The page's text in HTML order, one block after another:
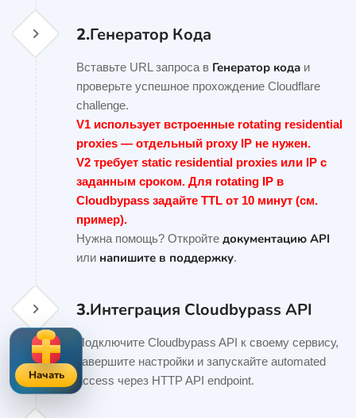
2.Генератор Кода
Вставьте URL запроса в Генератор кода и
проверьте успешное прохождение Cloudflare
challenge.
V1 использует встроенные rotating residential
proxies — отдельный proxy IP не нужен.
V2 требует static residential proxies или IP с
заданным сроком. Для rotating IP в
Cloudbypass задайте TTL от 10 минут (см.
пример).
Нужна помощь? Откройте документацию API
или напишите в поддержку.
3.Интеграция Cloudbypass API
Подключите Cloudbypass API к своему сервису,
завершите настройки и запускайте automated
access через HTTP API endpoint.
Начать